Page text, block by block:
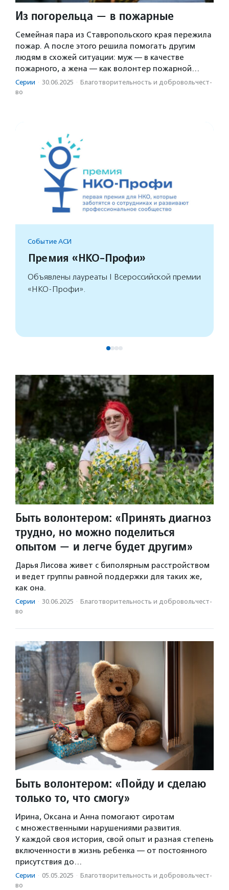
Из погорельца — в пожарные
Семейная пара из Ставропольского края пережила
пожар. А после этого решила помогать другим
людям в схожей ситуации: муж — в качестве
пожарного, а жена — как волонтер пожарной…
Серии · 30.06.2025 · Благотвори­тель­ность и доброволь­чест­
во
Событие АСИ
Премия «НКО-Профи»
Объявлены лауреаты I Всероссийской премии
«НКО-Профи».
Быть волонтером: «Принять диагноз
трудно, но можно поделиться
опытом — и легче будет другим»
Дарья Лисова живет с биполярным расстройством
и ведет группы равной поддержки для таких же,
как она.
Серии · 30.06.2025 · Благотвори­тель­ность и доброволь­чест­
во
Быть волонтером: «Пойду и сделаю
только то, что смогу»
Ирина, Оксана и Анна помогают сиротам
с множественными нарушениями развития.
У каждой своя история, свой опыт и разная степень
включенности в жизнь ребенка — от постоянного
присутствия до…
Серии · 05.05.2025 · Благотвори­тель­ность и доброволь­чест­
во